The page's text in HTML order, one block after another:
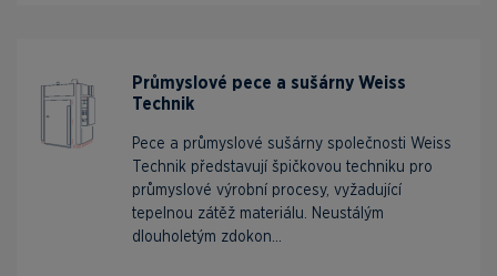
Průmyslové pece a sušárny Weiss
Technik
Pece a průmyslové sušárny společnosti Weiss
Technik představují špičkovou techniku pro
průmyslové výrobní procesy, vyžadující
tepelnou zátěž materiálu. Neustálým
dlouholetým zdokon...